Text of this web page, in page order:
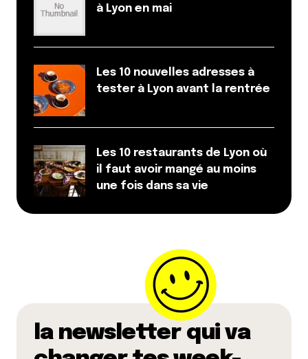
à Lyon en mai
Les 10 nouvelles adresses à
tester à Lyon avant la rentrée
Les 10 restaurants de Lyon où
il faut avoir mangé au moins
une fois dans sa vie
la newsletter qui va